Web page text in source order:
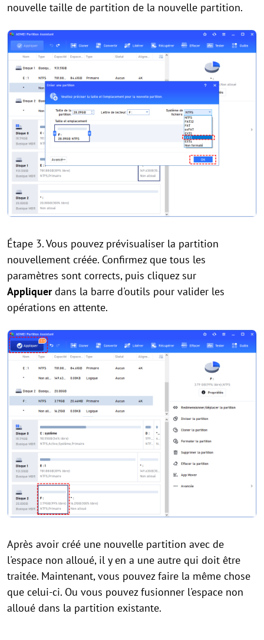
nouvelle taille de partition de la nouvelle partition.
Étape 3. Vous pouvez prévisualiser la partition
nouvellement créée. Confirmez que tous les
paramètres sont corrects, puis cliquez sur
Appliquerdans la barre d'outils pour valider les
opérations en attente.
Après avoir créé une nouvelle partition avec de
l'espace non alloué, il y en a une autre qui doit être
traitée. Maintenant, vous pouvez faire la même chose
que celui-ci. Ou vous pouvez fusionner l'espace non
alloué dans la partition existante.